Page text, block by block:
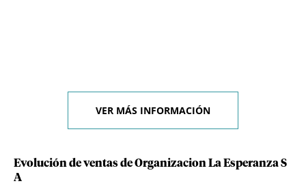
VER MÁS INFORMACIÓN
Evolución de ventas de Organizacion La Esperanza S
A